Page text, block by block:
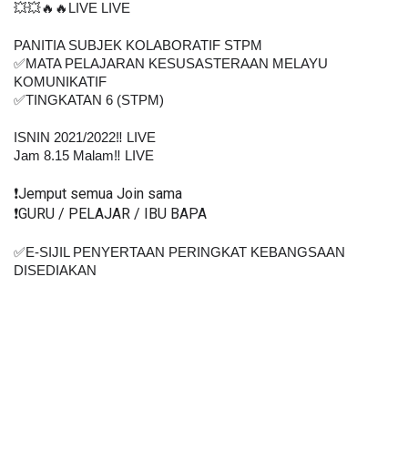
💥💥🔥🔥LIVE LIVE
PANITIA SUBJEK KOLABORATIF STPM
✅MATA PELAJARAN KESUSASTERAAN MELAYU
KOMUNIKATIF
✅TINGKATAN 6 (STPM)
ISNIN 2021/2022‼️ LIVE
Jam 8.15 Malam‼️ LIVE
❗️Jemput semua Join sama
❗️GURU / PELAJAR / IBU BAPA
✅E-SIJIL PENYERTAAN PERINGKAT KEBANGSAAN
DISEDIAKAN